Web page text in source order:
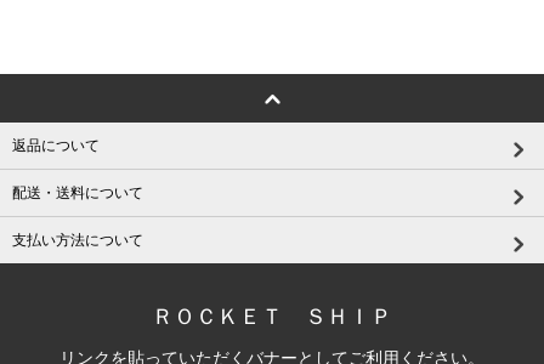
返品について
配送・送料について
支払い方法について
ＲＯＣＫＥＴ ＳＨＩＰ
リンクを貼っていただくバナーとしてご利用ください。